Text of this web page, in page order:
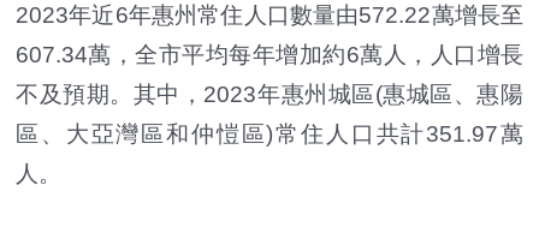
2023年近6年惠州常住人口數量由572.22萬增長至
607.34萬，全市平均每年增加約6萬人，人口增長
不及預期。其中，2023年惠州城區(惠城區、惠陽
區、大亞灣區和仲愷區)常住人口共計351.97萬
人。